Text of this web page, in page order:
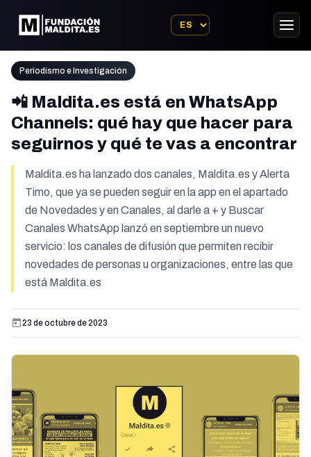
Periodismo e Investigación
📲 Maldita.es está en WhatsApp
Channels: qué hay que hacer para
seguirnos y qué te vas a encontrar
Maldita.es ha lanzado dos canales, Maldita.es y Alerta
Timo, que ya se pueden seguir en la app en el apartado
de Novedades y en Canales, al darle a + y Buscar
Canales WhatsApp lanzó en septiembre un nuevo
servicio: los canales de difusión que permiten recibir
novedades de personas u organizaciones, entre las que
está Maldita.es
23 de octubre de 2023